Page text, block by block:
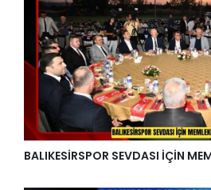
BALIKESİRSPOR SEVDASI İÇİN